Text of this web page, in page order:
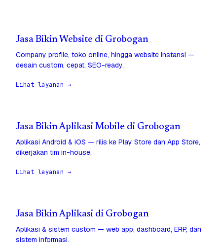
Jasa Bikin Website di Grobogan
Company profile, toko online, hingga website instansi —
desain custom, cepat, SEO-ready.
Lihat layanan →
Jasa Bikin Aplikasi Mobile di Grobogan
Aplikasi Android & iOS — rilis ke Play Store dan App Store,
dikerjakan tim in-house.
Lihat layanan →
Jasa Bikin Aplikasi di Grobogan
Aplikasi & sistem custom — web app, dashboard, ERP, dan
sistem informasi.